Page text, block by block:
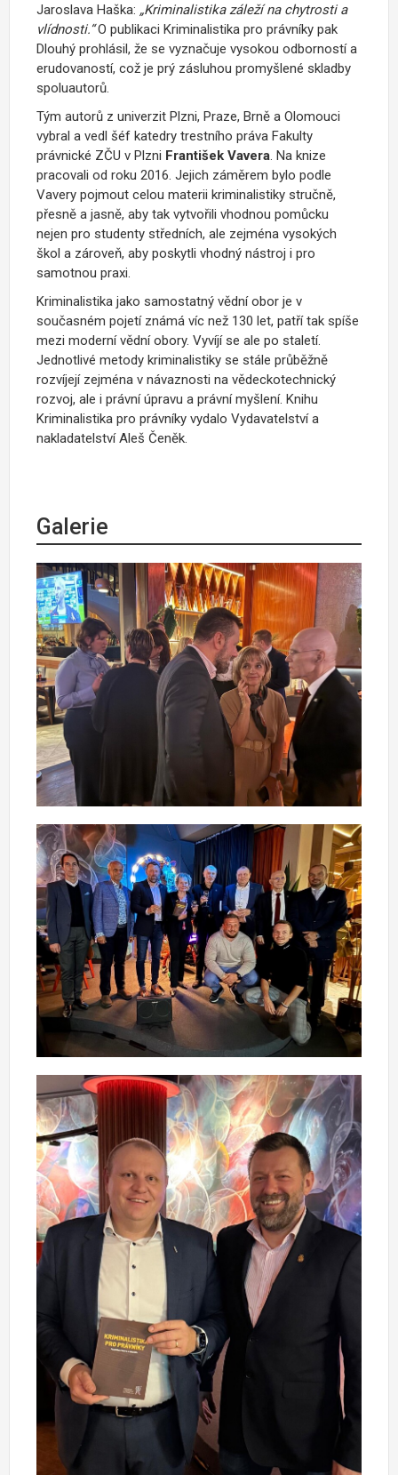
Jaroslava Haška: „Kriminalistika záleží na chytrosti a
vlídnosti.“O publikaci Kriminalistika pro právníky pak
Dlouhý prohlásil, že se vyznačuje vysokou odborností a
erudovaností, což je prý zásluhou promyšlené skladby
spoluautorů.
Tým autorů z univerzit Plzni, Praze, Brně a Olomouci
vybral a vedl šéf katedry trestního práva Fakulty
právnické ZČU v Plzni František Vavera. Na knize
pracovali od roku 2016. Jejich záměrem bylo podle
Vavery pojmout celou materii kriminalistiky stručně,
přesně a jasně, aby tak vytvořili vhodnou pomůcku
nejen pro studenty středních, ale zejména vysokých
škol a zároveň, aby poskytli vhodný nástroj i pro
samotnou praxi.
Kriminalistika jako samostatný vědní obor je v
současném pojetí známá víc než 130 let, patří tak spíše
mezi moderní vědní obory. Vyvíjí se ale po staletí.
Jednotlivé metody kriminalistiky se stále průběžně
rozvíjejí zejména v návaznosti na vědeckotechnický
rozvoj, ale i právní úpravu a právní myšlení. Knihu
Kriminalistika pro právníky vydalo Vydavatelství a
nakladatelství Aleš Čeněk.
Galerie